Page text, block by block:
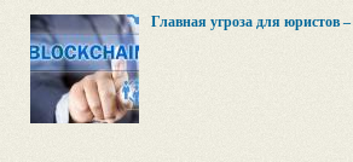
Главная угроза для юристов